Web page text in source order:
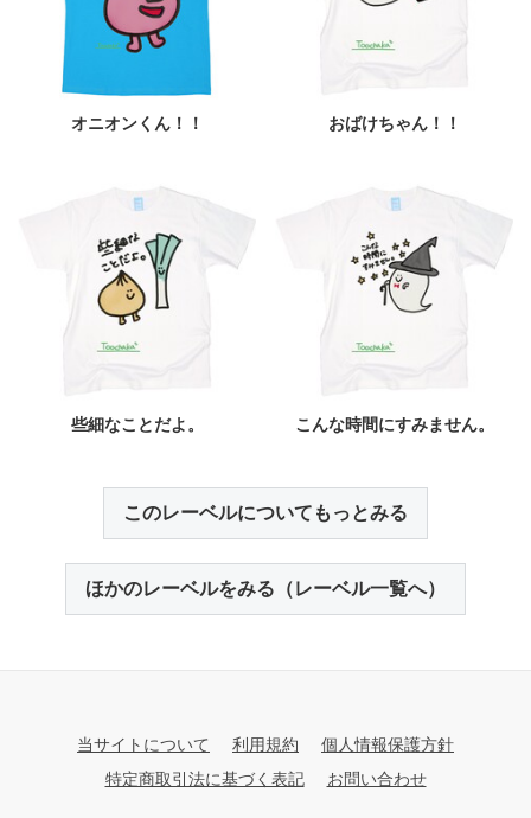
オニオンくん！！ おばけちゃん！！
些細なことだよ。 こんな時間にすみません。
このレーベルについてもっとみる
ほかのレーベルをみる（レーベル一覧へ）
当サイトについて 利用規約
個人情報保護方針
特定商取引法に基づく表記
お問い合わせ